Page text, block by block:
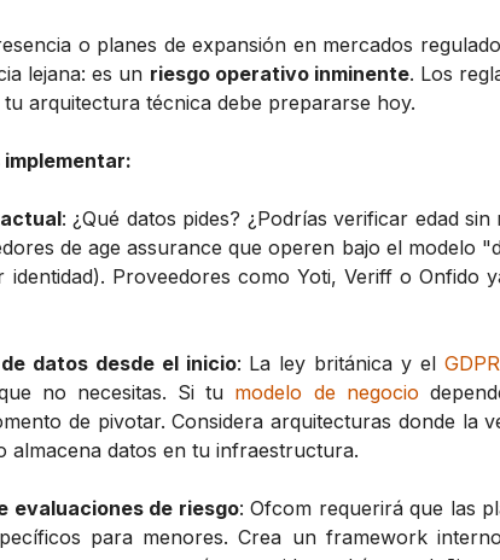
o planes de expansión en mercados
lejana: es un riesgo operativo inminente. Los
arquitectura técnica debe prepararse hoy.
: ¿Qué datos pides? ¿Podrías verificar edad
de age assurance que operen bajo el modelo
identidad). Proveedores como Yoti, Veriff o Onfido
datos desde el inicio: La ley británica y el GDPR
no necesitas. Si tu modelo de negocio
de pivotar. Considera arquitecturas donde la
almacena datos en tu infraestructura.
evaluaciones de riesgo: Ofcom requerirá que las
para menores. Crea un framework